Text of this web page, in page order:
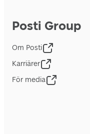
Posti Group
Om Posti
Karriärer
För media